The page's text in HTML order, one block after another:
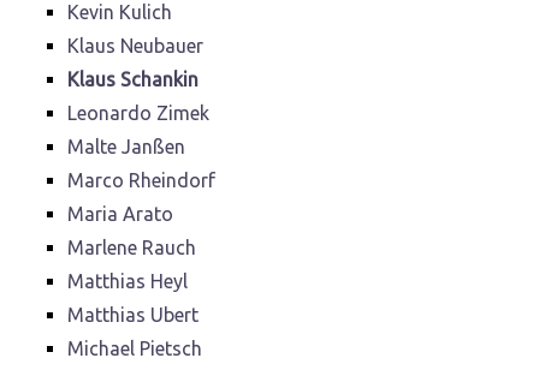
Kevin Kulich
Klaus Neubauer
Klaus Schankin
Leonardo Zimek
Malte Janßen
Marco Rheindorf
Maria Arato
Marlene Rauch
Matthias Heyl
Matthias Ubert
Michael Pietsch